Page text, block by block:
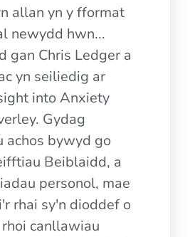
allan yn y fformat
newydd hwn...
gan Chris Ledger a
yn seiliedig ar
into Anxiety
Gydag
achos bywyd go
Beiblaidd, a
personol, mae
rhai sy'n dioddef o
canllawiau